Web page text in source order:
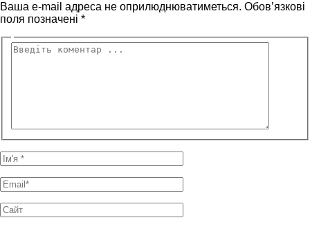
Ваша e-mail адреса не оприлюднюватиметься. Обов’язкові
поля позначені *
Введіть
Ім'я
*
Email*
Сайт